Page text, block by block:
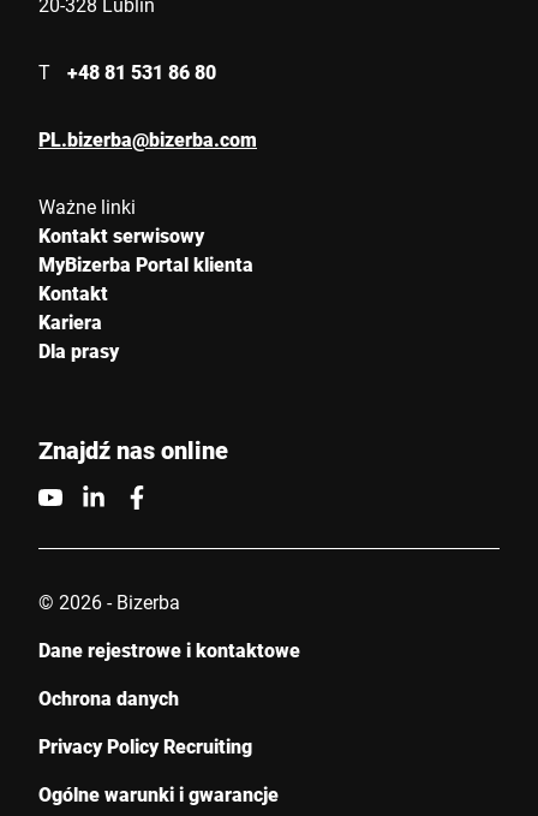
T +48 81 531 86 80
PL.bizerba@bizerba.com
Ważne linki
Kontakt serwisowy
MyBizerba Portal klienta
Kontakt
Kariera
Dla prasy
Znajdź nas online
© 2026 - Bizerba
Dane rejestrowe i kontaktowe
Ochrona danych
Privacy Policy Recruiting
Ogólne warunki i gwarancje